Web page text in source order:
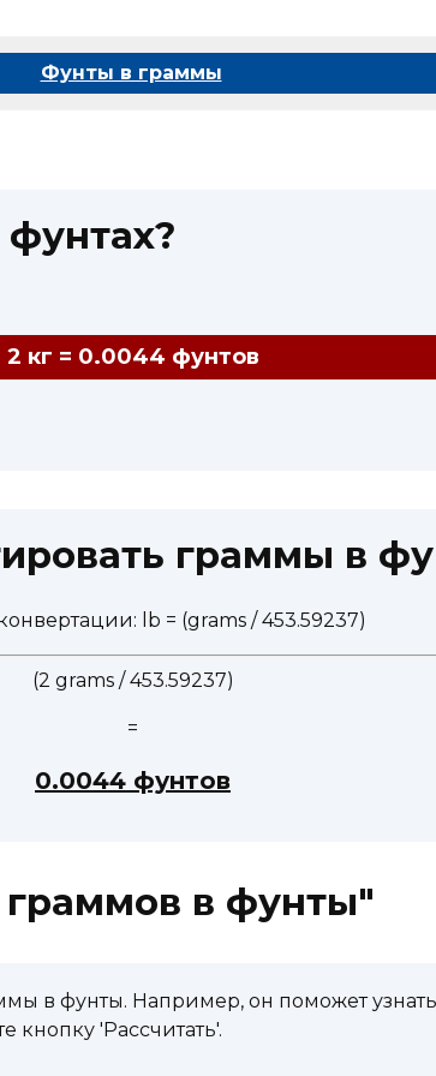
Фунты в граммы
2 кг = 0.0044 фунтов
граммы в
lb = (grams / 453.59237)
(2 grams / 453.59237)
=
0.0044 фунтов
в фунты"
в фунты. Например, он поможет
'Рассчитать'.